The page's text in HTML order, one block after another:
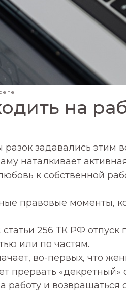
на
задавались этим
наталкивает
к собственной
правовые моменты,
статьи 256 ТК РФ
или по частям.
во-первых, что
прервать «декретный»
работу и возвращаться